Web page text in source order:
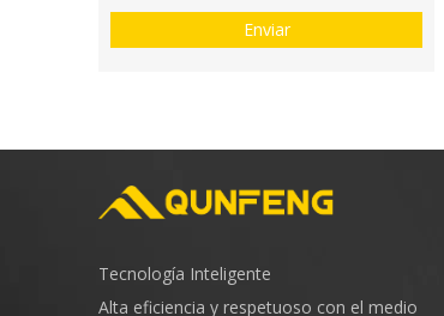
Enviar
Tecnología Inteligente
Alta eficiencia y respetuoso con el medio